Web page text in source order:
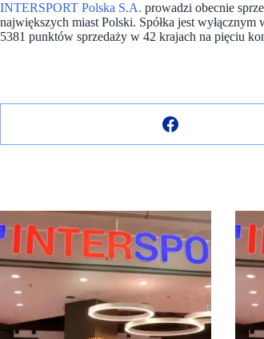
INTERSPORT Polska S.A. prowadzi obecnie
największych miast Polski. Spółka jest
5381 punktów sprzedaży w 42 krajach na pięciu